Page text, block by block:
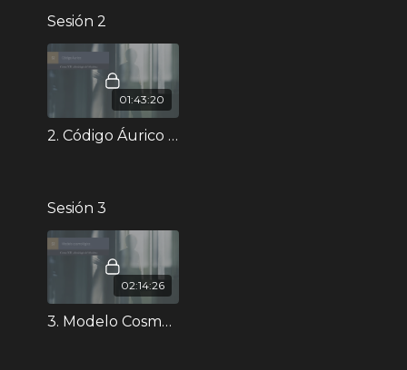
Cursos Básicos e Intermedios
La inversión del curso incluye IVA.
Sesión 2
01:43:20
2. Código Áurico - Curso XII
Sesión 3
02:14:26
3. Modelo Cosmológico - Curso XII